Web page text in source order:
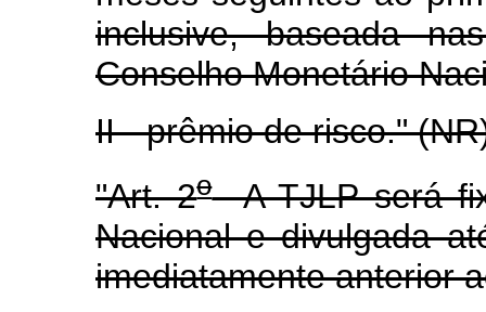
inclusive, baseada
Conselho Monetário
II - prêmio de risco."
"Art. 2oA TJLP será
Nacional e divulgada
imediatamente anterior